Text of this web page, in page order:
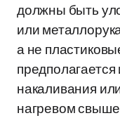
должны быть
или
а не
накаливания
нагревом